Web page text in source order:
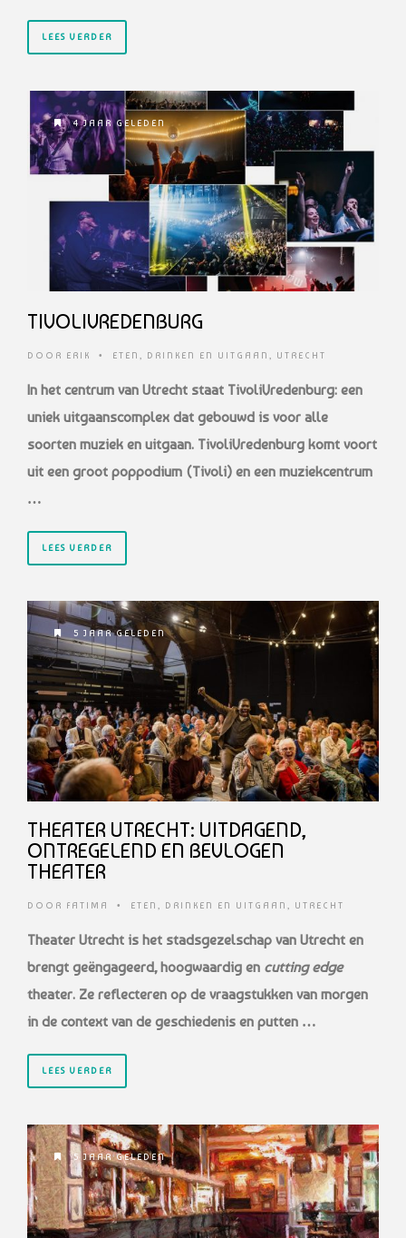
LEES VERDER
4 JAAR GELEDEN
TIVOLIVREDENBURG
DOOR ERIK • ETEN, DRINKEN EN UITGAAN , UTRECHT
In het centrum van Utrecht staat TivoliVredenburg: een
uniek uitgaanscomplex dat gebouwd is voor alle
soorten muziek en uitgaan. TivoliVredenburg komt voort
uit een groot poppodium (Tivoli) en een muziekcentrum
…
LEES VERDER
5 JAAR GELEDEN
THEATER UTRECHT: UITDAGEND,
ONTREGELEND EN BEVLOGEN
THEATER
DOOR FATIMA • ETEN, DRINKEN EN UITGAAN , UTRECHT
Theater Utrecht is het stadsgezelschap van Utrecht en
brengt geëngageerd, hoogwaardig en cutting edge
theater. Ze reflecteren op de vraagstukken van morgen
in de context van de geschiedenis en putten …
LEES VERDER
5 JAAR GELEDEN